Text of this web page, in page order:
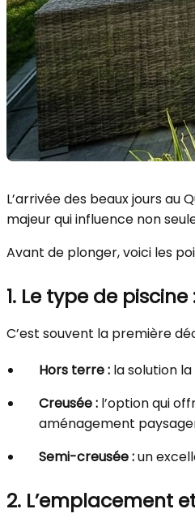
L’arrivée des beaux jours au
majeur qui influence non
Avant de plonger, voici les
1. Le type de
C’est souvent la première
Hors terre : la solution
Creusée : l’option qui
aménagement
Semi-creusée :un
2. L’emplacement